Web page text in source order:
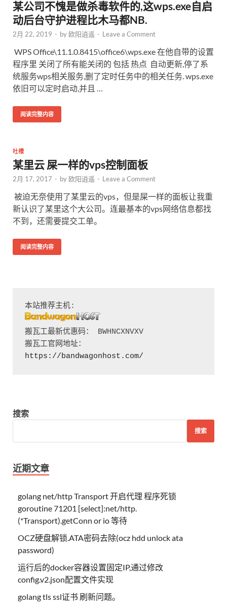
某公司不愧是做杀毒软件的,这wps.exe自启
动后台守护进程比木马都NB.
2月 22, 2019 - by 欧阳逍遥 - Leave a Comment
WPS Office\11.1.0.8415\office6\wps.exe 在他自带的设置
程序里 关闭了所有能关闭的 包括 热点 自动更新,停了系
统服务wps相关服务,删了定时任务中的相关任务. wps.exe
依旧可以定时启动,并且 …
阅读完整内容
吐槽
某里云 屎一样的vps控制面板
2月 17, 2017 - by 欧阳逍遥 - Leave a Comment
被迫无奈使用了某里云的vps，但是屎一样的面板让我重
新认识了某里这个大公司。连最基本的vps网络信息都找
不到，还需要提交工单。
阅读完整内容
搬瓦工最新优惠码： BWHNCXNVXV
搬瓦工官网地址：
https://bandwagonhost.com/
搜索
搜索
近期文章
golang net/http Transport 开启代理 程序死锁
goroutine 71201 [select]:net/http.
(*Transport).getConn or io 等待
OCZ硬盘解锁.ATA密码去除(ocz hdd unlock ata
password)
运行后的docker容器设置固定IP,通过修改
config.v2.json配置文件实现
golang tls ssl证书 刷新问题。